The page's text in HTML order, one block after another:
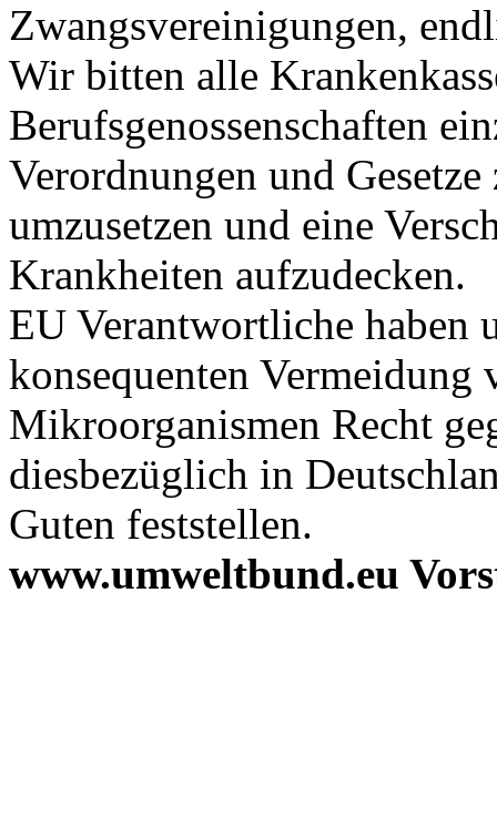
Zwangsvereinigungen,
Wir bitten alle
Berufsgenossenschaften
Verordnungen und
umzusetzen und eine
Krankheiten aufzudecken.
EU Verantwortliche haben
konsequenten Vermeidung
Mikroorganismen Recht
diesbezüglich in
Guten feststellen.
www.umweltbund.eu